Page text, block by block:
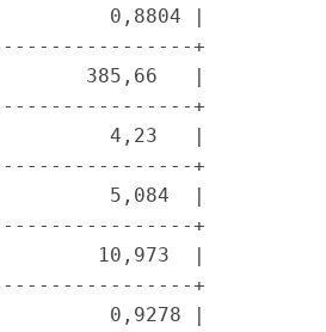
0,8804 |
+
385,66   |
+
4,23   |
+
5,084  |
+
10,973  |
+
0,9278 |